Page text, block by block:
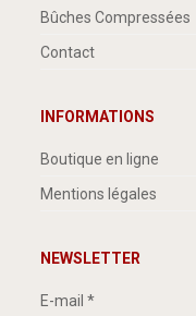
Bûches Compressées
Contact
INFORMATIONS
Boutique en ligne
Mentions légales
NEWSLETTER
E-mail *